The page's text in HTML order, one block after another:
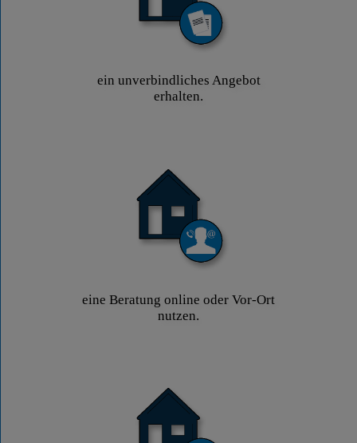
ein unverbindliches Angebot
erhalten.
eine Beratung online oder Vor-Ort
nutzen.